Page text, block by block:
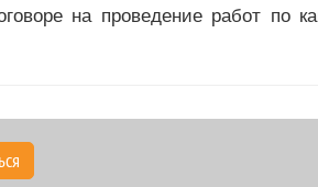
на проведение работ по